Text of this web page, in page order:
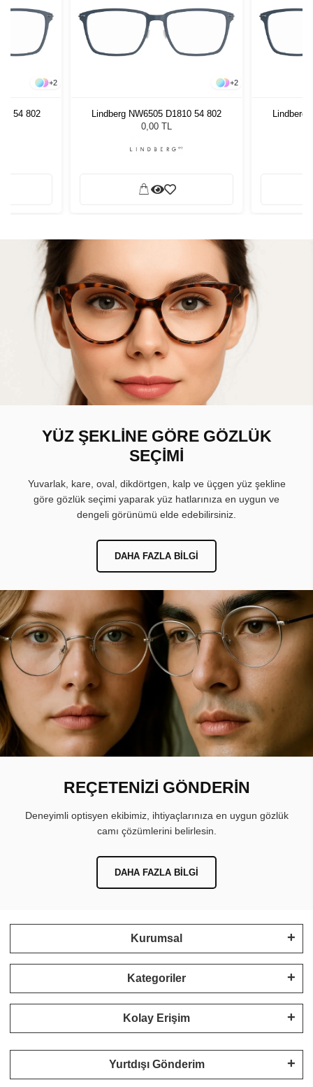
+2
54 802
+2
Lindberg NW6505 D1810 54 802
0,00 TL
Lindberg
YÜZ ŞEKLİNE GÖRE GÖZLÜK
SEÇİMİ
Yuvarlak, kare, oval, dikdörtgen, kalp ve üçgen yüz şekline
göre gözlük seçimi yaparak yüz hatlarınıza en uygun ve
dengeli görünümü elde edebilirsiniz.
DAHA FAZLA BILGI
REÇETENİZİ GÖNDERİN
Deneyimli optisyen ekibimiz, ihtiyaçlarınıza en uygun gözlük
camı çözümlerini belirlesin.
DAHA FAZLA BILGI
Kurumsal
Kategoriler
Kolay Erişim
Yurtdışı Gönderim